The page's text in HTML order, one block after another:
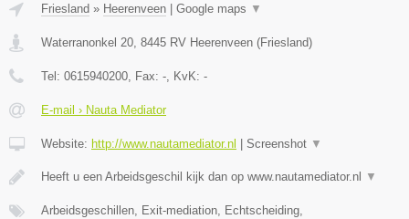
Friesland » Heerenveen Google maps ▼
Waterranonkel 20 8445 RV Heerenveen (Friesland)
Tel: 0615940200 , Fax: - , KvK: -
E-mail › Nauta Mediator
Website: http://www.nautamediator.nl Screenshot ▼
Heeft u een Arbeidsgeschil kijk dan op www.nautamediator.nl ▼
Arbeidsgeschillen, Exit-mediation, Echtscheiding,